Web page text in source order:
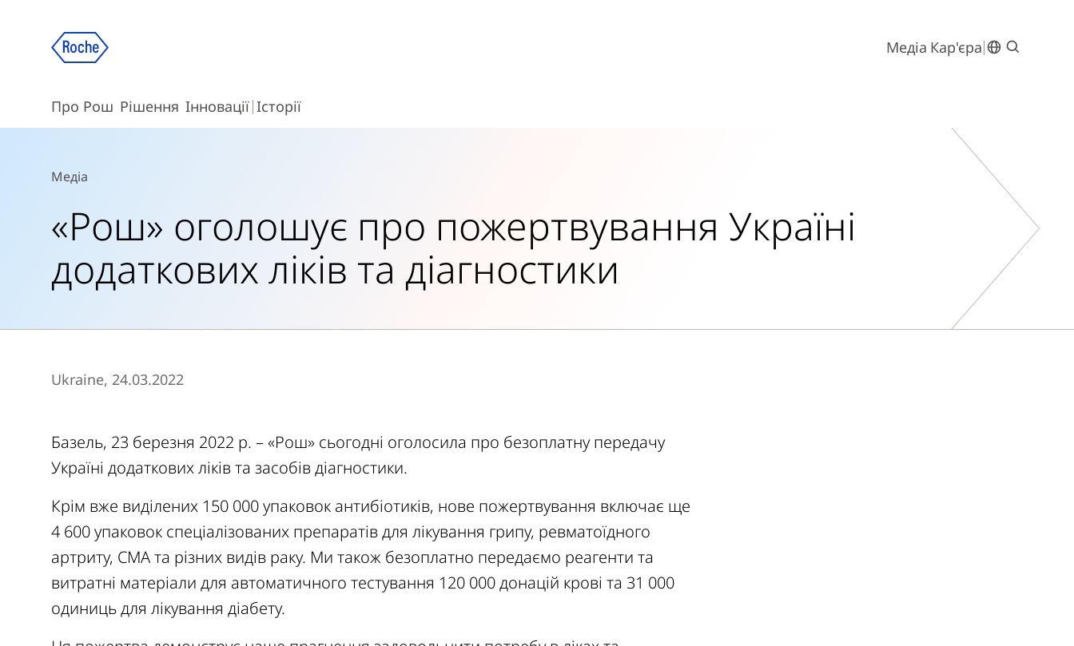
Медіа Кар'єра
Про Рош Рішення Інновації Історії
Медіа
«Рош» оголошує про пожертвування Україні
додаткових ліків та діагностики
Ukraine, 24.03.2022
Базель, 23 березня 2022 р. – «Рош» сьогодні оголосила про безоплатну передачу
Україні додаткових ліків та засобів діагностики.
Крім вже виділених 150 000 упаковок антибіотиків, нове пожертвування включає ще
4 600 упаковок спеціалізованих препаратів для лікування грипу, ревматоїдного
артриту, СМА та різних видів раку. Ми також безоплатно передаємо реагенти та
витратні матеріали для автоматичного тестування 120 000 донацій крові та 31 000
одиниць для лікування діабету.